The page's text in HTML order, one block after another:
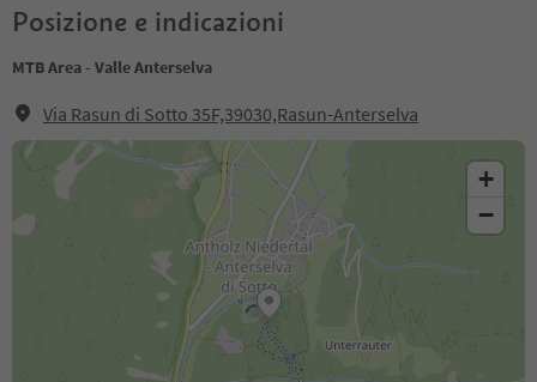
Posizione e indicazioni
MTB Area - Valle Anterselva
Via Rasun di Sotto 35F,39030,Rasun-Anterselva
+
−